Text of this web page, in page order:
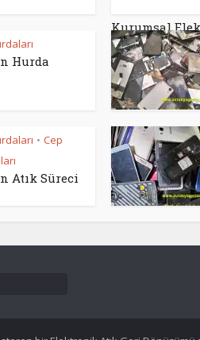
Kurumsal
Hurda
• Cep
Atık Süreci